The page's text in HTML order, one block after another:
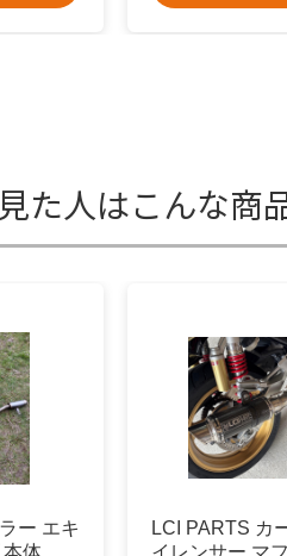
た人はこんな商
ー エキ
LCI PARTS カ